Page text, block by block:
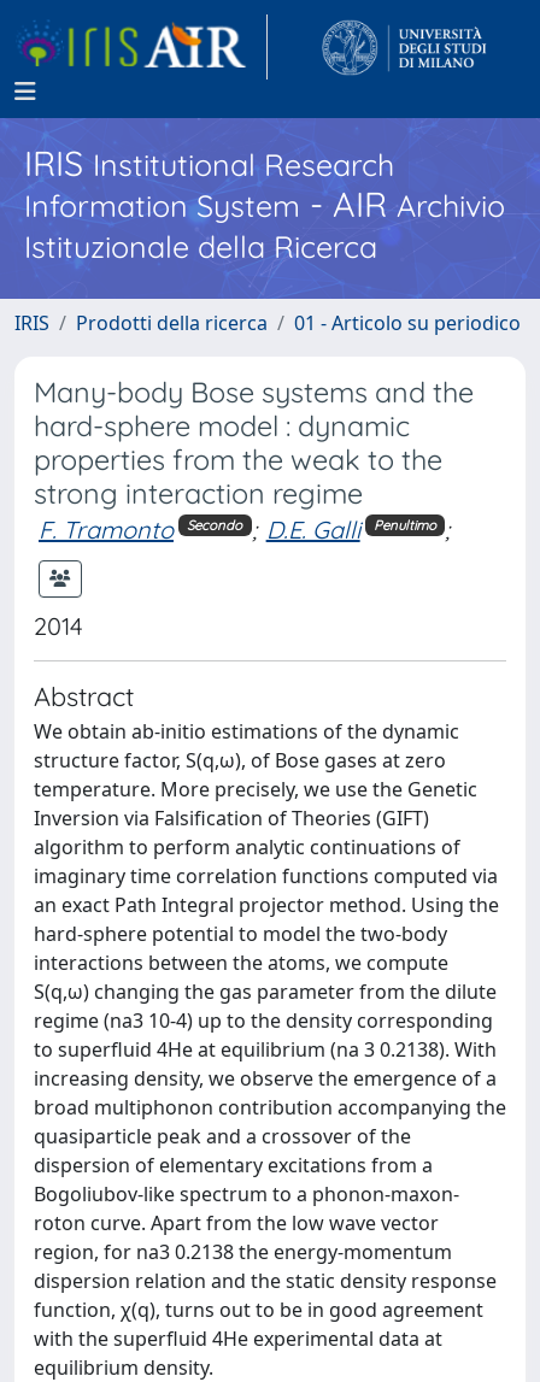
IRISInstitutional Research
Information System - AIR Archivio
Istituzionale della Ricerca
IRIS Prodotti della ricerca 01 - Articolo su periodico
Many-body Bose systems and the
hard-sphere model : dynamic
properties from the weak to the
strong interaction regime
F. Tramonto Secondo ; D.E. Galli Penultimo ;
2014
Abstract
We obtain ab-initio estimations of the dynamic
structure factor, S(q,ω), of Bose gases at zero
temperature. More precisely, we use the Genetic
Inversion via Falsification of Theories (GIFT)
algorithm to perform analytic continuations of
imaginary time correlation functions computed via
an exact Path Integral projector method. Using the
hard-sphere potential to model the two-body
interactions between the atoms, we compute
S(q,ω) changing the gas parameter from the dilute
regime (na3 10-4) up to the density corresponding
to superfluid 4He at equilibrium (na 3 0.2138). With
increasing density, we observe the emergence of a
broad multiphonon contribution accompanying the
quasiparticle peak and a crossover of the
dispersion of elementary excitations from a
Bogoliubov-like spectrum to a phonon-maxon-
roton curve. Apart from the low wave vector
region, for na3 0.2138 the energy-momentum
dispersion relation and the static density response
function, χ(q), turns out to be in good agreement
with the superfluid 4He experimental data at
equilibrium density.